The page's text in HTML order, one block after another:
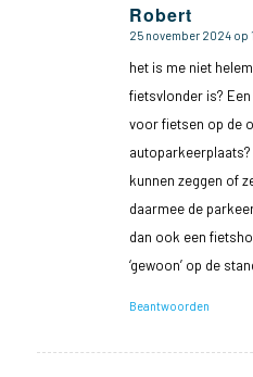
Robert
zegt:
25 november 2024 op
het is me niet
fietsvlonder is?
voor fietsen op de
kunnen zeggen of
daarmee de
dan ook een
‘gewoon’ op de
Beantwoorden